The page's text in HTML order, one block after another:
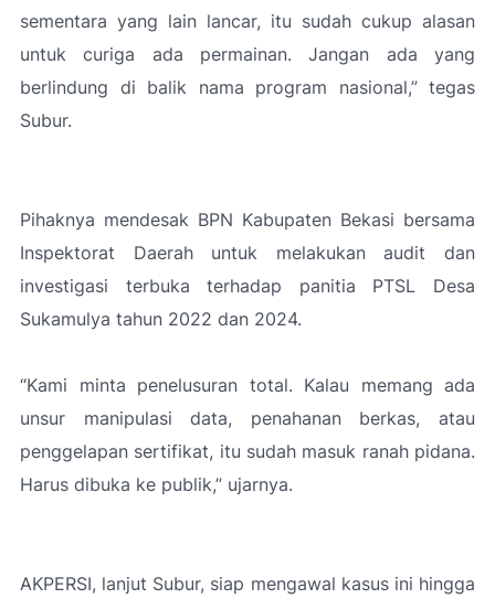
sementara yang lain lancar, itu sudah cukup alasan
untuk curiga ada permainan. Jangan ada yang
berlindung di balik nama program nasional,” tegas
Subur.
Pihaknya mendesak BPN Kabupaten Bekasi bersama
Inspektorat Daerah untuk melakukan audit dan
investigasi terbuka terhadap panitia PTSL Desa
Sukamulya tahun 2022 dan 2024.
“Kami minta penelusuran total. Kalau memang ada
unsur manipulasi data, penahanan berkas, atau
penggelapan sertifikat, itu sudah masuk ranah pidana.
Harus dibuka ke publik,” ujarnya.
AKPERSI, lanjut Subur, siap mengawal kasus ini hingga